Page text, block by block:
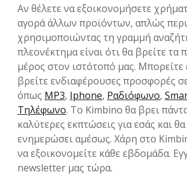
Αν θέλετε να εξοικονομήσετε
αγορά άλλων προϊόντων, απλώς
χρησιμοποιώντας τη γραμμή
πλεονέκτημα είναι ότι θα βρείτε τα
μέρος στον ιστότοπό μας. Μπορείτε
βρείτε ενδιαφέρουσες προσφορές
όπως MP3, Iphone, Ραδιόφωνο,
Τηλέφωνο. Το Kimbino θα βρει
καλύτερες εκπτώσεις για εσάς και
ενημερώσει αμέσως. Χάρη στο
να εξοικονομείτε κάθε εβδομάδα.
newsletter μας τώρα.